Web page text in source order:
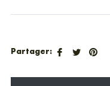
Partager:
Partager
Facebook